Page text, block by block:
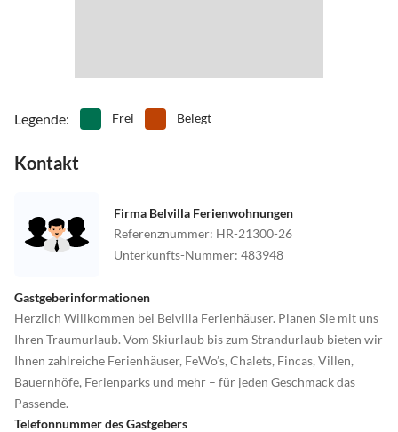
Legende: Frei Belegt
Kontakt
Firma Belvilla Ferienwohnungen
Referenznummer: HR-21300-26
Unterkunfts-Nummer: 483948
Gastgeberinformationen
Herzlich Willkommen bei Belvilla Ferienhäuser. Planen Sie mit uns
Ihren Traumurlaub. Vom Skiurlaub bis zum Strandurlaub bieten wir
Ihnen zahlreiche Ferienhäuser, FeWo’s, Chalets, Fincas, Villen,
Bauernhöfe, Ferienparks und mehr – für jeden Geschmack das
Passende.
Telefonnummer des Gastgebers